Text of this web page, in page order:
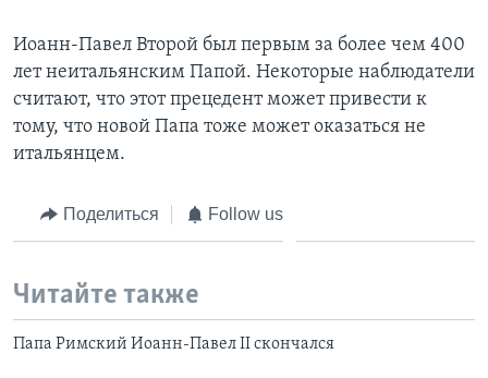
Иоанн-Павел Второй был первым за более чем 400
лет неитальянским Папой. Некоторые наблюдатели
считают, что этот прецедент может привести к
тому, что новой Папа тоже может оказаться не
итальянцем.
Поделиться Follow us
Читайте также
Папа Римский Иоанн-Павел II скончался